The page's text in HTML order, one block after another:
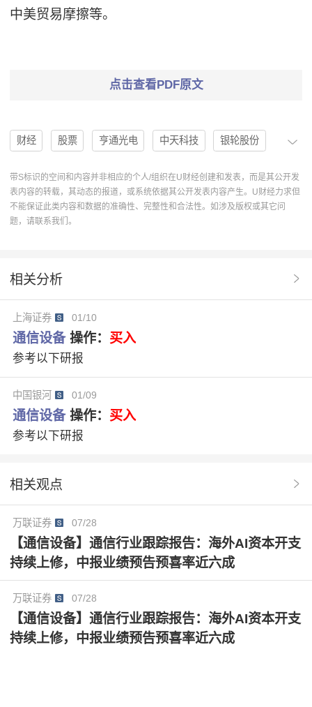
中美贸易摩擦等。
点击查看PDF原文
财经 股票 亨通光电 中天科技 银轮股份
光迅科技 通信设备 天孚通信 长飞光纤
光通信 新易盛 供应链 光模块 光纤光缆
维持评级 先进封装
通鼎互联 永鼎股份
英伟达 远东股份 大元泵业 申菱环境
仕佳光子 炬光科技
Marvell 长盈通
功耗 VeraRubin
机架级系统 风冷系统 光互连产业链 AI算力网络
横向扩展
带S标识的空间和内容并非相应的个人/组织在U财经创建和发表，而是其公开发
表内容的转载，其动态的报道，或系统依据其公开发表内容产生。U财经力求但
不能保证此类内容和数据的准确性、完整性和合法性。如涉及版权或其它问
题，请联系我们。
相关分析
上海证券 01/10
通信设备 操作： 买入
参考以下研报
中国银河 01/09
通信设备 操作： 买入
参考以下研报
相关观点
万联证券 07/28
【通信设备】通信行业跟踪报告：海外AI资本开支
持续上修，中报业绩预告预喜率近六成
万联证券 07/28
【通信设备】通信行业跟踪报告：海外AI资本开支
持续上修，中报业绩预告预喜率近六成